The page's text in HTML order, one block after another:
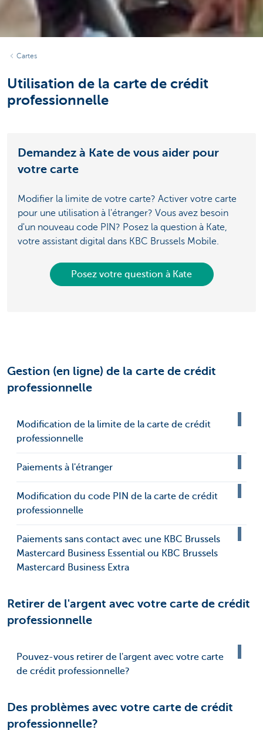
Cartes
Utilisation de la carte de crédit
professionnelle
Demandez à Kate de vous aider pour
votre carte
Modifier la limite de votre carte? Activer votre carte
pour une utilisation à l'étranger? Vous avez besoin
d'un nouveau code PIN? Posez la question à Kate,
votre assistant digital dans KBC Brussels Mobile.
Posez votre question à Kate
Gestion (en ligne) de la carte de crédit
professionnelle
Modification de la limite de la carte de crédit
professionnelle
Paiements à l'étranger
Modification du code PIN de la carte de crédit
professionnelle
Paiements sans contact avec une KBC Brussels
Mastercard Business Essential ou KBC Brussels
Mastercard Business Extra
Retirer de l'argent avec votre carte de crédit
professionnelle
Pouvez-vous retirer de l'argent avec votre carte
de crédit professionnelle?
Des problèmes avec votre carte de crédit
professionnelle?